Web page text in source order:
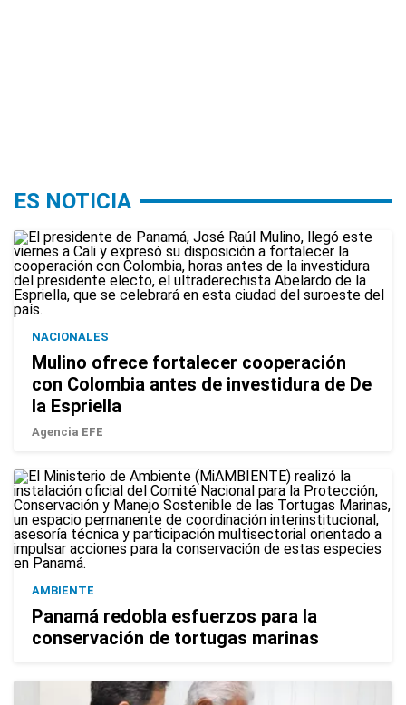
ES NOTICIA
NACIONALES
Mulino ofrece fortalecer cooperación
con Colombia antes de investidura de De
la Espriella
Agencia EFE
AMBIENTE
Panamá redobla esfuerzos para la
conservación de tortugas marinas